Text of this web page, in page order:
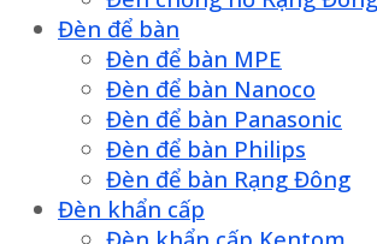
Đèn để bàn
Đèn để bàn MPE
Đèn để bàn Nanoco
Đèn để bàn Panasonic
Đèn để bàn Philips
Đèn để bàn Rạng Đông
Đèn khẩn cấp